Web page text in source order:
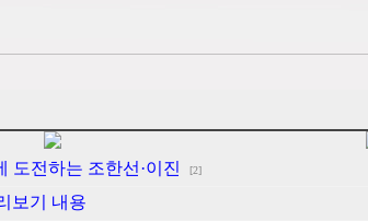
도전하는 조한선·이진 [2]
보기 내용